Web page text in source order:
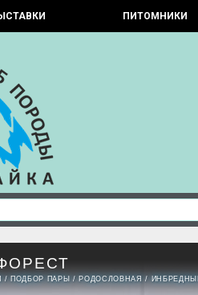
ПИТОМНИКИ
/ ПОДБОР ПАРЫ / РОДОСЛОВНАЯ /